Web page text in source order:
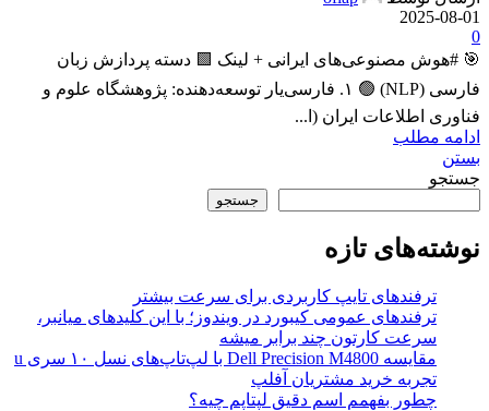
2025-08-01
0
🎯 #هوش مصنوعی‌های ایرانی + لینک 🟩 دسته پردازش زبان
فارسی (NLP) 🟢 ۱. فارسی‌یار توسعه‌دهنده: پژوهشگاه علوم و
فناوری اطلاعات ایران (ا...
ادامه مطلب
بستن
جستجو
جستجو
نوشته‌های تازه
ترفندهای تایپ کاربردی برای سرعت بیشتر
ترفندهای عمومی کیبورد در ویندوز؛ با این کلیدهای میانبر،
سرعت کارتون چند برابر میشه
مقایسه Dell Precision M4800 با لپ‌تاپ‌های نسل ۱۰ سری u
تجربه خرید مشتریان آفلپ
چطور بفهمم اسم دقیق لپتاپم چیه؟